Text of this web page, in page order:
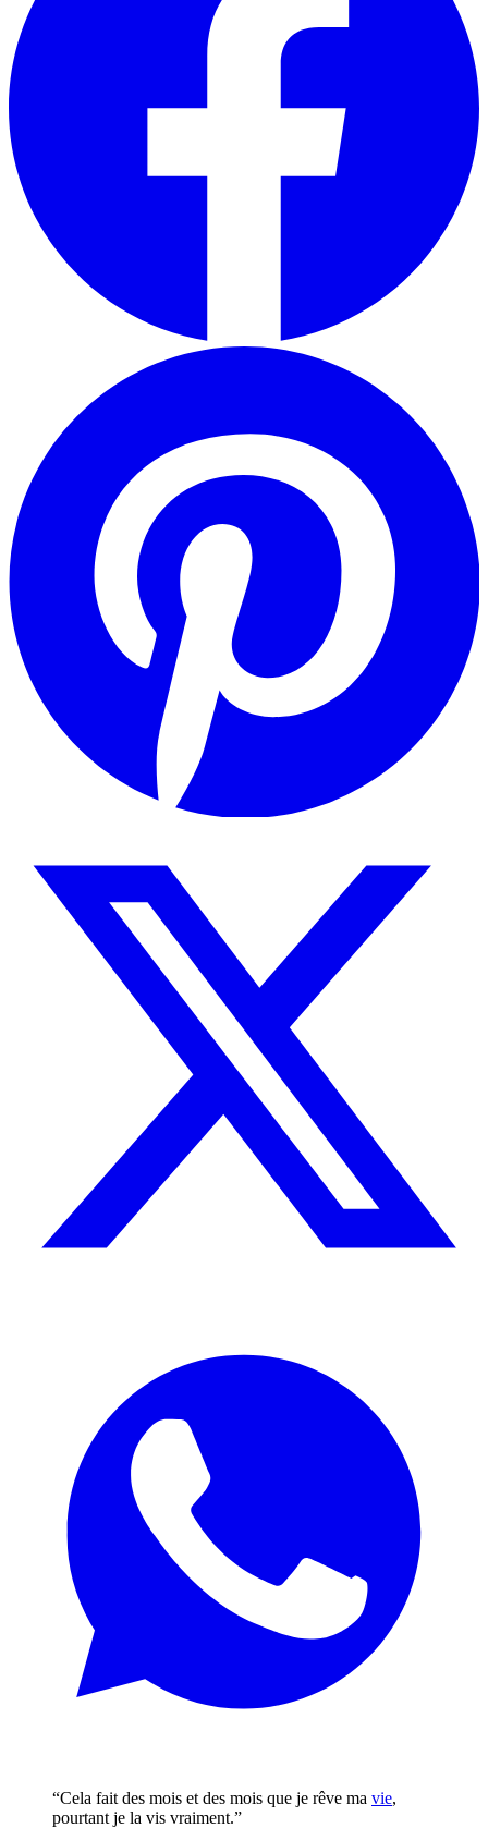
“Cela fait des mois et des mois que je rêve ma vie,
pourtant je la vis vraiment.”